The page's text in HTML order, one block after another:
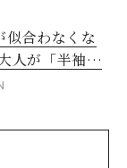
似合わなくな
人が「半袖シ
るとこう変わ